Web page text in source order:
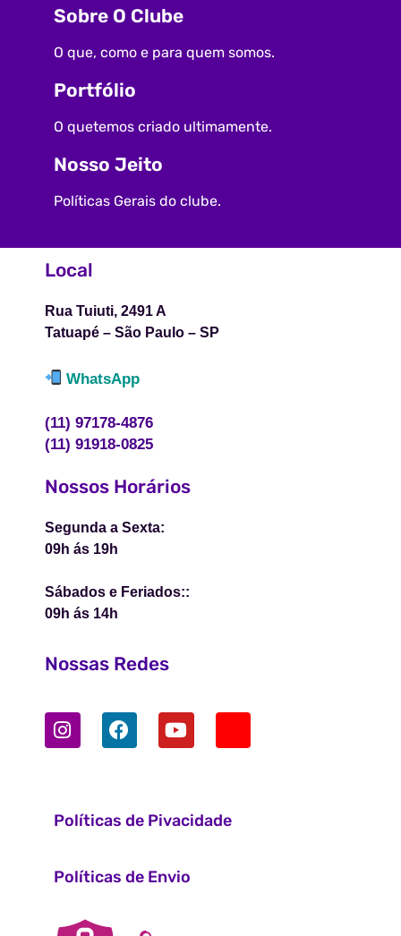
Sobre O Clube
O que, como e para quem somos.
Portfólio
O quetemos criado ultimamente.
Nosso Jeito
Políticas Gerais do clube.
Local
Rua Tuiuti, 2491 A
Tatuapé – São Paulo – SP
WhatsApp
(11) 97178-4876
(11) 91918-0825
Nossos Horários
Segunda a Sexta:
09h ás 19h
Sábados e Feriados::
09h ás 14h
Nossas Redes
Políticas de Pivacidade
Políticas de Envio